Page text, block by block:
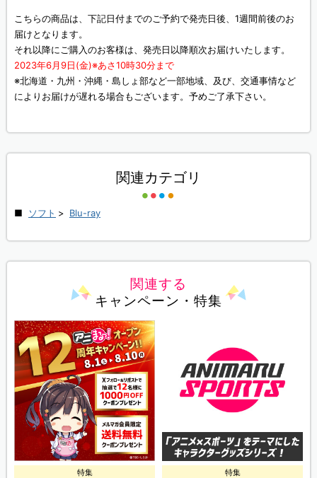
こちらの商品は、下記日付までのご予約で発売日後、1週間前後のお
届けとなります。
それ以降にご購入のお客様は、発売日以降順次お届けいたします。
2023年6月9日(金)※あさ10時30分まで
※北海道・九州・沖縄・島しょ部など一部地域、及び、交通事情など
によりお届けが遅れる場合もございます。予めご了承下さい。
関連カテゴリ
ソフト > Blu-ray
関連する
キャンペーン・特集
特集 特集